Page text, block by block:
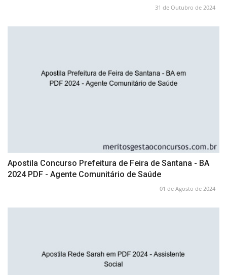
31 de Outubro de 2024
Apostila Concurso Prefeitura de Feira de Santana - BA
2024 PDF - Agente Comunitário de Saúde
01 de Agosto de 2024